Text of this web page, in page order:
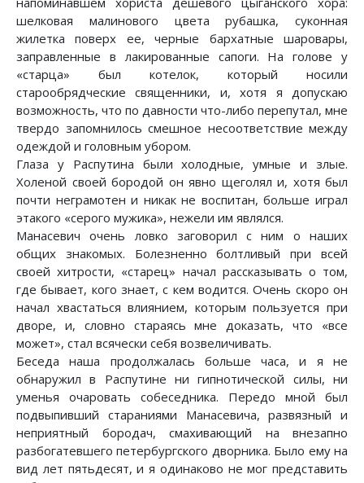
шелковая малинового цвета рубашка, суконная
жилетка поверх ее, черные бархатные шаровары,
заправленные в лакированные сапоги. На голове у
«старца» был котелок, который носили
старообрядческие священники, и, хотя я допускаю
возможность, что по давности что-либо перепутал, мне
твердо запомнилось смешное несоответствие между
одеждой и головным убором.
Глаза у Распутина были холодные, умные и злые.
Холеной своей бородой он явно щеголял и, хотя был
почти неграмотен и никак не воспитан, больше играл
этакого «серого мужика», нежели им являлся.
Манасевич очень ловко заговорил с ним о наших
общих знакомых. Болезненно болтливый при всей
своей хитрости, «старец» начал рассказывать о том,
где бывает, кого знает, с кем водится. Очень скоро он
начал хвастаться влиянием, которым пользуется при
дворе, и, словно стараясь мне доказать, что «все
может», стал всячески себя возвеличивать.
Беседа наша продолжалась больше часа, и я не
обнаружил в Распутине ни гипнотической силы, ни
уменья очаровать собеседника. Передо мной был
подвыпивший стараниями Манасевича, развязный и
неприятный бородач, смахивающий на внезапно
разбогатевшего петербургского дворника. Было ему на
вид лет пятьдесят, и я одинаково не мог представить